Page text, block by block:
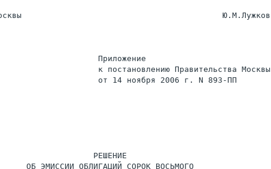
Москвы                                          Ю.М.Лужков
Приложение
к постановлению Правительства Москвы
от 14 ноября 2006 г. N 893-ПП
РЕШЕНИЕ
ОБ ЭМИССИИ ОБЛИГАЦИЙ СОРОК ВОСЬМОГО